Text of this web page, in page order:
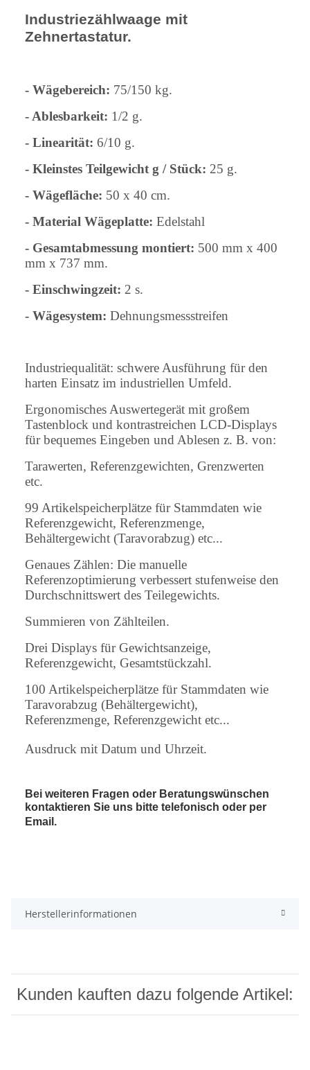
Industriezählwaage mit
Zehnertastatur.
- Wägebereich: 75/150 kg.
- Ablesbarkeit: 1/2 g.
- Linearität: 6/10 g.
- Kleinstes Teilgewicht g / Stück: 25 g.
- Wägefläche: 50 x 40 cm.
- Material Wägeplatte: Edelstahl
- Gesamtabmessung montiert: 500 mm x 400
mm x 737 mm.
- Einschwingzeit: 2 s.
- Wägesystem: Dehnungsmessstreifen
Industriequalität: schwere Ausführung für den
harten Einsatz im industriellen Umfeld.
Ergonomisches Auswertegerät mit großem
Tastenblock und kontrastreichen LCD-Displays
für bequemes Eingeben und Ablesen z. B. von:
Tarawerten, Referenzgewichten, Grenzwerten
etc.
99 Artikelspeicherplätze für Stammdaten wie
Referenzgewicht, Referenzmenge,
Behältergewicht (Taravorabzug) etc...
Genaues Zählen: Die manuelle
Referenzoptimierung verbessert stufenweise den
Durchschnittswert des Teilegewichts.
Summieren von Zählteilen.
Drei Displays für Gewichtsanzeige,
Referenzgewicht, Gesamtstückzahl.
100 Artikelspeicherplätze für Stammdaten wie
Taravorabzug (Behältergewicht),
Referenzmenge, Referenzgewicht etc...
Ausdruck mit Datum und Uhrzeit.
Bei weiteren Fragen oder Beratungswünschen
kontaktieren Sie uns bitte telefonisch oder per
Email.
Herstellerinformationen
Kunden kauften dazu folgende Artikel: